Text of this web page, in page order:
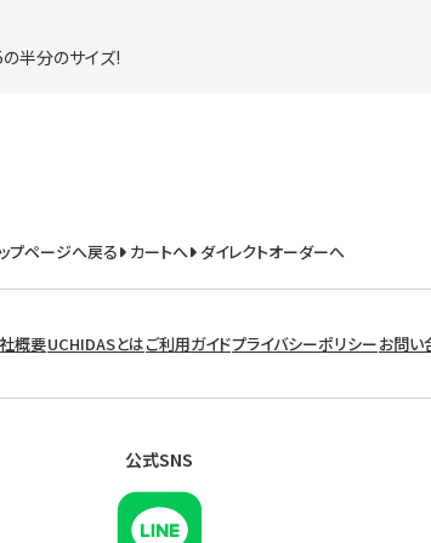
半分のサイズ!
プページへ戻る カートへ ダイレクトオーダーへ
概要UCHIDASとはご利用ガイドプライバシーポリシーお問い
公式SNS